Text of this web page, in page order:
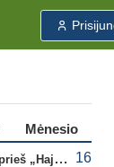
Mėnesio
„Žalgiris“ neturėjo šansų prieš „Hajduk“
16